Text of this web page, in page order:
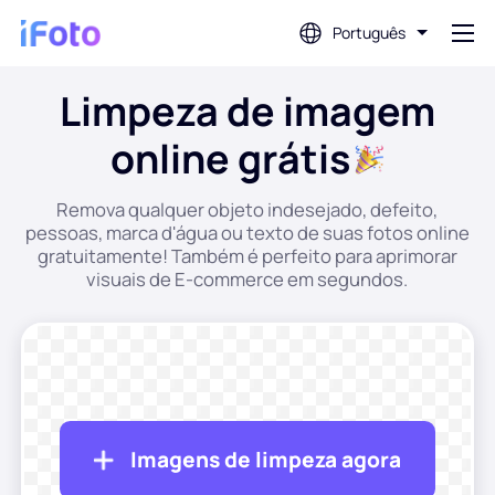
Português
Conecte-se
Removedor de fundo
Criador de fotos para passaporte
Limpeza de imagem
online grátis
Remova qualquer objeto indesejado, defeito,
pessoas, marca d'água ou texto de suas fotos online
gratuitamente! Também é perfeito para aprimorar
visuais de E-commerce em segundos.
Imagens de limpeza agora